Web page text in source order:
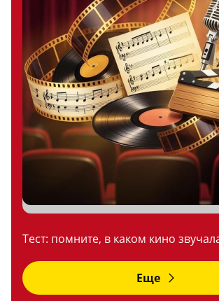
Тест: помните, в каком кино
Еще